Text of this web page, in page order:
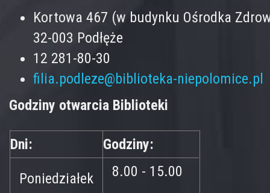
Kortowa 467 (w budynku Ośrodka
32-003 Podłęże
12 281-80-30
filia.podleze@biblioteka-niepolomice.pl
Godziny otwarcia Biblioteki
Dni: Godziny:
Poniedziałek 8.00 - 15.00